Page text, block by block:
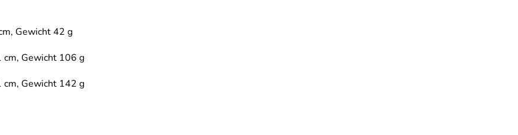
Gewicht 42 g
cm, Gewicht 106 g
cm, Gewicht 142 g